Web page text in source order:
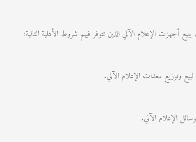
أجهزت الإعلام الآلي الذين تتوفر فيهم شروط الأهلية التالية:
وتوزيع معدات الإعلام الآلي.
الإعلام الآلي.